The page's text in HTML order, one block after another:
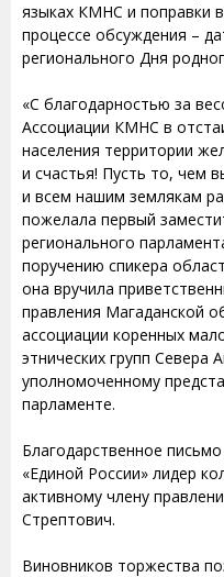
языках КМНС и поправки
процессе обсуждения –
регионального Дня
«С благодарностью за
Ассоциации КМНС в
населения территории
и счастья! Пусть то, чем
и всем нашим землякам
пожелала первый
регионального
поручению спикера
она вручила
правления Магаданской
ассоциации коренных
этнических групп Севера
уполномоченному
парламенте.
Благодарственное
«Единой России» лидер
активному члену
Стрептович.
Виновников торжества